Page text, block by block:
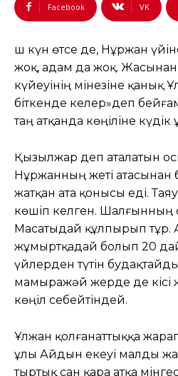
Facebook VK
Үш күн өтсе де, Нұржан
жоқ, адам да жоқ. Жасынан
күйеуінің мінезіне қанық
біткенде келер»деп
таң атқанда көңіліне күдік
Қызылжар деп аталатын
Нұржанның жеті атасынан
жатқан ата қонысы еді.
көшіп келген. Шалғынның
Масатыдай құлпырып
жұмыртқадай болып 20
үйлерден түтін
мамыражәй жерде де кісі
көңіл себейтіндей.
Ұлжан қолғанаттыққа
ұлы Айдын екеуі малды
тыртық сан қара атқа